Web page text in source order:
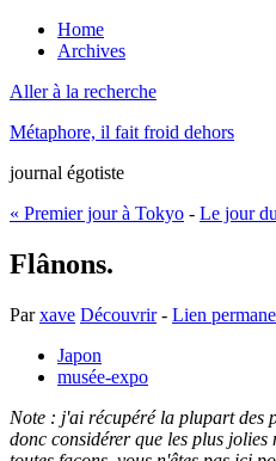
Home
Archives
Aller à la recherche
Métaphore, il fait froid dehors
journal égotiste
« Premier jour à Tokyo - Le jour
Flânons.
Parxave Découvrir- Lien
Japon
musée-expo
Note : j'ai récupéré la plupart des
donc considérer que les plus jolies